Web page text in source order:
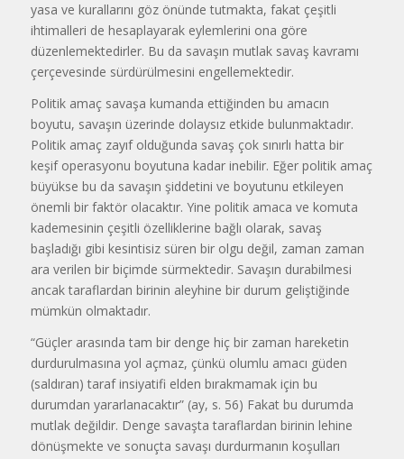
yasa ve kurallarını göz önünde tutmakta, fakat çeşitli
ihtimalleri de hesaplayarak eylemlerini ona göre
düzenlemektedirler. Bu da savaşın mutlak savaş kavramı
çerçevesinde sürdürülmesini engellemektedir.
Politik amaç savaşa kumanda ettiğinden bu amacın
boyutu, savaşın üzerinde dolaysız etkide bulunmaktadır.
Politik amaç zayıf olduğunda savaş çok sınırlı hatta bir
keşif operasyonu boyutuna kadar inebilir. Eğer politik amaç
büyükse bu da savaşın şiddetini ve boyutunu etkileyen
önemli bir faktör olacaktır. Yine politik amaca ve komuta
kademesinin çeşitli özelliklerine bağlı olarak, savaş
başladığı gibi kesintisiz süren bir olgu değil, zaman zaman
ara verilen bir biçimde sürmektedir. Savaşın durabilmesi
ancak taraflardan birinin aleyhine bir durum geliştiğinde
mümkün olmaktadır.
“Güçler arasında tam bir denge hiç bir zaman hareketin
durdurulmasına yol açmaz, çünkü olumlu amacı güden
(saldıran) taraf insiyatifi elden bırakmamak için bu
durumdan yararlanacaktır” (ay, s. 56) Fakat bu durumda
mutlak değildir. Denge savaşta taraflardan birinin lehine
dönüşmekte ve sonuçta savaşı durdurmanın koşulları